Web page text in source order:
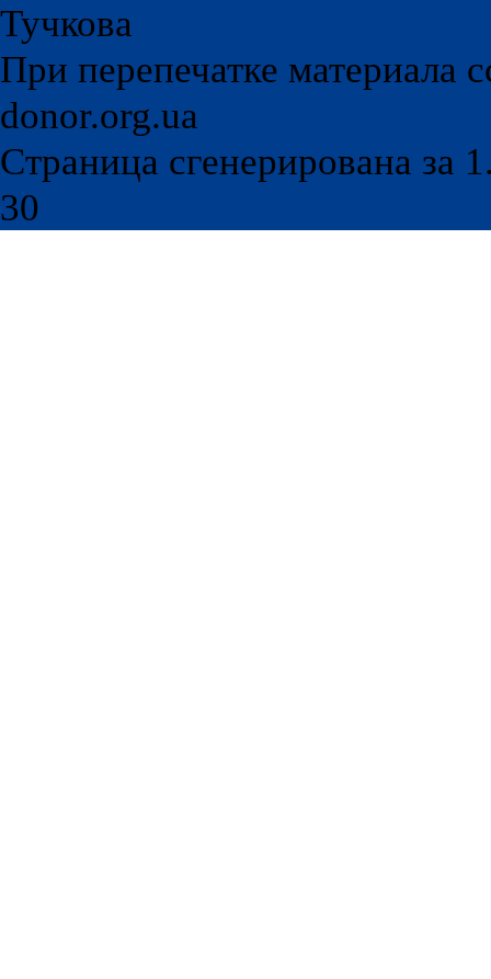
Тучкова
При перепечатке материала
donor.org.ua
Страница сгенерирована за
30